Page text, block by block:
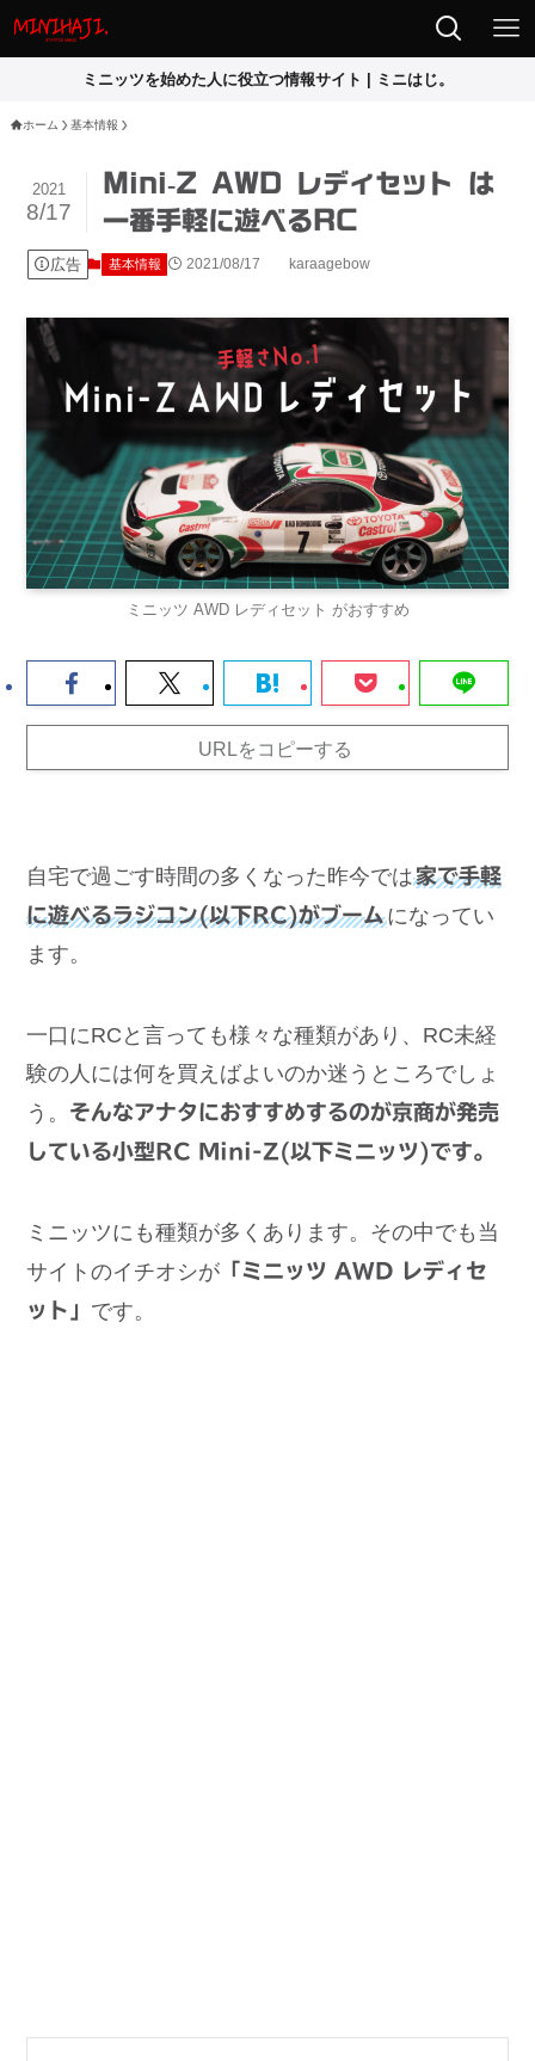
ミニッツを始めた人に役立つ情報サイト | ミニはじ。
ホーム 基本情報
Mini-Z AWD レディセット は
一番手軽に遊べるRC
2021
8/17
広告 基本情報 2021/08/17 karaagebow
ミニッツ AWD レディセット がおすすめ
URLをコピーする
自宅で過ごす時間の多くなった昨今では家で手軽
に遊べるラジコン(以下RC)がブームになってい
ます。
一口にRCと言っても様々な種類があり、RC未経
験の人には何を買えばよいのか迷うところでしょ
う。 そんなアナタにおすすめするのが京商が発売
している小型RC Mini-Z(以下ミニッツ)です。
ミニッツにも種類が多くあります。その中でも当
サイトのイチオシが 「ミニッツ AWD レディセ
ット」 です。